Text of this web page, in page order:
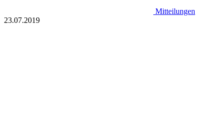
Mitteilungen
23.07.2019